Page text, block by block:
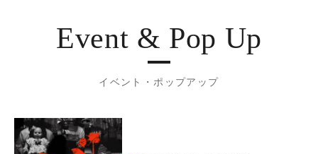
Event & Pop Up
イベント・ポップアップ